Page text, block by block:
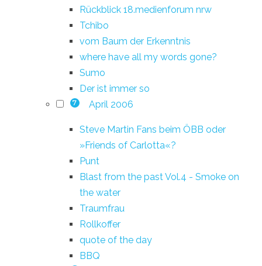
Rückblick 18.medienforum nrw
Tchibo
vom Baum der Erkenntnis
where have all my words gone?
Sumo
Der ist immer so
7 April 2006
Steve Martin Fans beim ÖBB oder
»Friends of Carlotta«?
Punt
Blast from the past Vol.4 - Smoke on
the water
Traumfrau
Rollkoffer
quote of the day
BBQ